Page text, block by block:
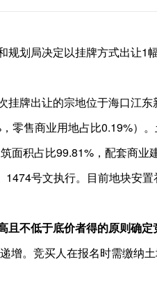
规划局决定以挂牌方式出让
挂牌出让的宗地位于海口江
零售商业用地占比0.19%）
面积占比99.81%，配套商
号文执行。目前地块安
不低于底价者得的原则确定
。竞买人在报名时需缴纳土